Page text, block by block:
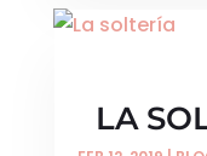
LA